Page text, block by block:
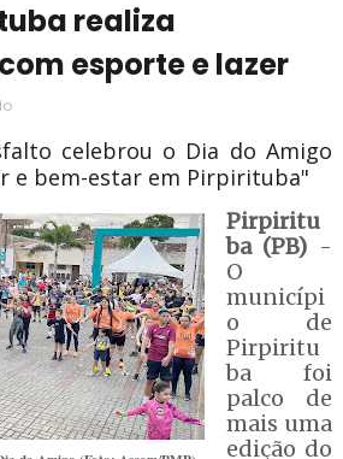
realiza
esporte e lazer
celebrou o Dia do Amigo
e bem-estar em Pirpirituba"
Pirpiritu
ba (PB) -
O
municípi
o de
Pirpiritu
ba foi
palco de
mais uma
edição do